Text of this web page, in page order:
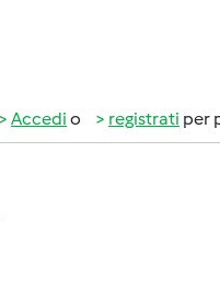
Accedi o registrati per